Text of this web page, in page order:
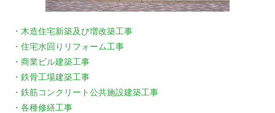
・木造住宅新築及び増改築工事
・住宅水回りリフォーム工事
・商業ビル建築工事
・鉄骨工場建築工事
・鉄筋コンクリート公共施設建築工事
・各種修繕工事